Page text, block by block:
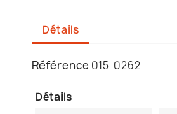
Détails
Référence 015-0262
Détails